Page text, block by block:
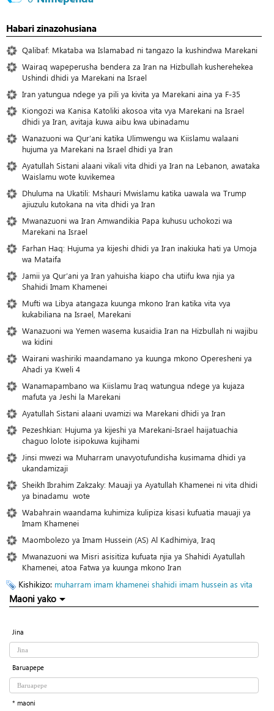
Habari zinazohusiana
Qalibaf: Mkataba wa Islamabad ni tangazo la kushindwa Marekani
Wairaq wapeperusha bendera za Iran na Hizbullah kusherehekea
Ushindi dhidi ya Marekani na Israel
Iran yatungua ndege ya pili ya kivita ya Marekani aina ya F-35
Kiongozi wa Kanisa Katoliki akosoa vita vya Marekani na Israel
dhidi ya Iran, avitaja kuwa aibu kwa ubinadamu
Wanazuoni wa Qur’ani katika Ulimwengu wa Kiislamu walaani
hujuma ya Marekani na Israel dhidi ya Iran
Ayatullah Sistani alaani vikali vita dhidi ya Iran na Lebanon, awataka
Waislamu wote kuvikemea
Dhuluma na Ukatili: Mshauri Mwislamu katika uawala wa Trump
ajiuzulu kutokana na vita dhidi ya Iran
Mwanazuoni wa Iran Amwandikia Papa kuhusu uchokozi wa
Marekani na Israel
Farhan Haq: Hujuma ya kijeshi dhidi ya Iran inakiuka hati ya Umoja
wa Mataifa
Jamii ya Qur’ani ya Iran yahuisha kiapo cha utiifu kwa njia ya
Shahidi Imam Khamenei
Mufti wa Libya atangaza kuunga mkono Iran katika vita vya
kukabiliana na Israel, Marekani
Wanazuoni wa Yemen wasema kusaidia Iran na Hizbullah ni wajibu
wa kidini
Wairani washiriki maandamano ya kuunga mkono Operesheni ya
Ahadi ya Kweli 4
Wanamapambano wa Kiislamu Iraq watungua ndege ya kujaza
mafuta ya Jeshi la Marekani
Ayatullah Sistani alaani uvamizi wa Marekani dhidi ya Iran
Pezeshkian: Hujuma ya kijeshi ya Marekani-Israel haijatuachia
chaguo lolote isipokuwa kujihami
Jinsi mwezi wa Muharram unavyotufundisha kusimama dhidi ya
ukandamizaji
Sheikh Ibrahim Zakzaky: Mauaji ya Ayatullah Khamenei ni vita dhidi
ya binadamu wote
Wabahrain waandama kuhimiza kulipiza kisasi kufuatia mauaji ya
Imam Khamenei
Maombolezo ya Imam Hussein (AS) Al Kadhimiya, Iraq
Mwanazuoni wa Misri asisitiza kufuata njia ya Shahidi Ayatullah
Khamenei, atoa Fatwa ya kuunga mkono Iran
Kishikizo: muharram imam khamenei shahidi imam hussein as vita
Maoni yako
Jina
Baruapepe
* maoni